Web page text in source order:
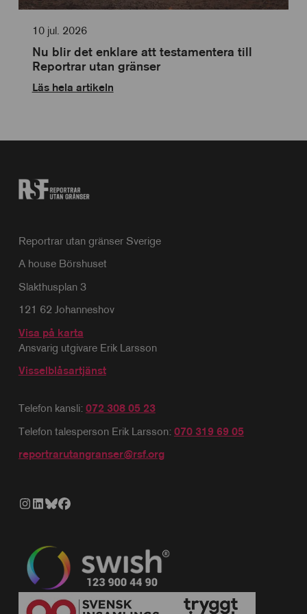
10 jul. 2026
Nu blir det enklare att testamentera till
Reportrar utan gränser
Läs hela artikeln
Reportrar utan gränser Sverige
A house Börshuset
Slakthusplan 3
121 62 Johanneshov
Visa på karta
Ansvarig utgivare Erik Larsson
Visselblåsartjänst
Telefon kansli: 072 308 05 23
Telefon talesperson Erik Larsson: 070 319 69 05
reportrarutangranser@rsf.org